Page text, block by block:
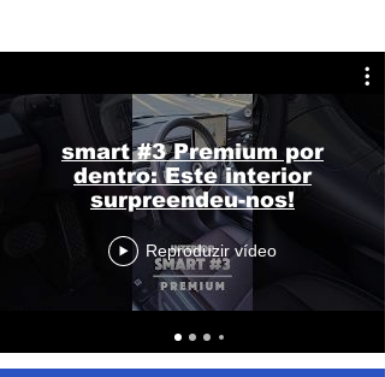
smart #3 Premium por
dentro: Este interior
surpreendeu-nos!
Reproduzir vídeo